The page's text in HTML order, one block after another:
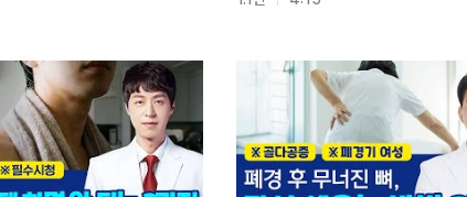
수 있습니다.
, 수원, 안산, 울산, 인천, 일산, 잠실, 창원, 천안,